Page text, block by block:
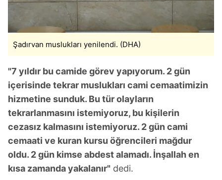
Şadırvan muslukları yenilendi. (DHA)
"7 yıldır bu camide görev yapıyorum. 2 gün
içerisinde tekrar muslukları cami cemaatimizin
hizmetine sunduk. Bu tür olayların
tekrarlanmasını istemiyoruz, bu kişilerin
cezasız kalmasını istemiyoruz. 2 gün cami
cemaati ve kuran kursu öğrencileri mağdur
oldu. 2 gün kimse abdest alamadı. İnşallah en
kısa zamanda yakalanır" dedi.